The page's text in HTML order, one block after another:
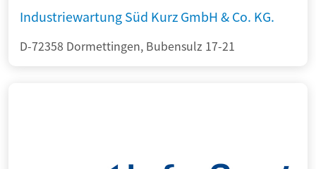
Industriewartung Süd Kurz GmbH & Co. KG.
D-72358 Dormettingen, Bubensulz 17-21